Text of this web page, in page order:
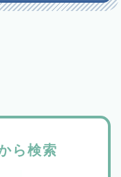
ら検索